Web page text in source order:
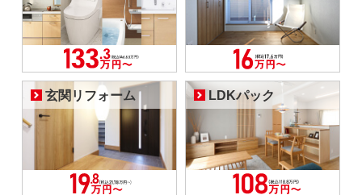
玄関リフォーム LDKパック